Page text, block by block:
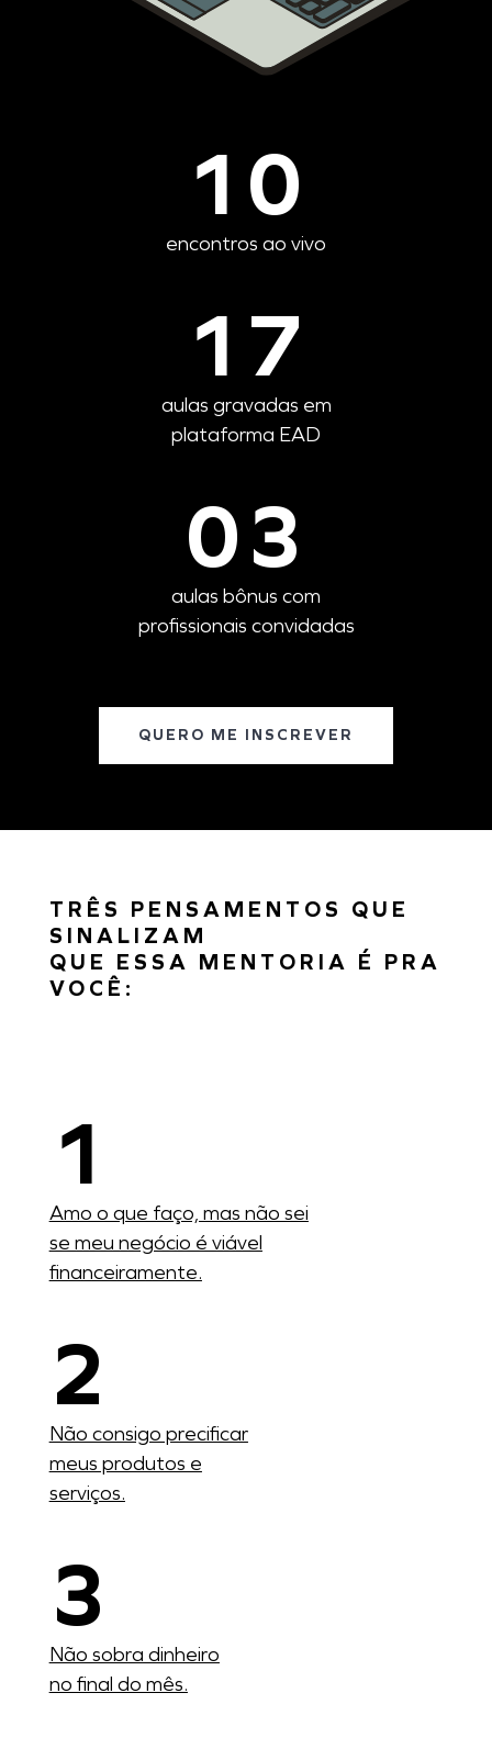
10
encontros ao vivo
17
aulas gravadas em
plataforma EAD
03
aulas bônus com
profissionais convidadas
QUERO ME INSCREVER
TRÊS PENSAMENTOS QUE
SINALIZAM
QUE ESSA MENTORIA É PRA
VOCÊ:
1
Amo o que faço, mas não sei
se meu negócio é viável
financeiramente.
2
Não consigo precificar
meus produtos e
serviços.
3
Não sobra dinheiro
no final do mês.